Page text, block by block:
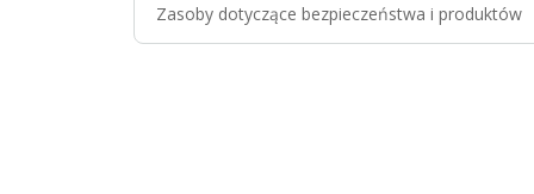
Zasoby dotyczące bezpieczeństwa i produktów